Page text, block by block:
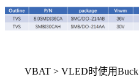
VBAT > VLED时使用Buck